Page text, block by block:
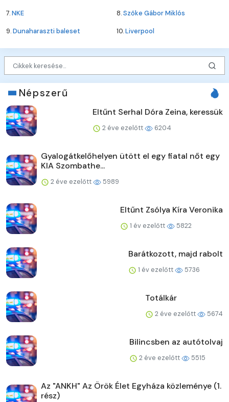
7.NKE 8.Szőke Gábor Miklós
9.Dunaharaszti baleset 10.Liverpool
Népszerű
Eltűnt Serhal Dóra Zeina, keressük
2 éve ezelőtt 6204
Gyalogátkelőhelyen ütött el egy fiatal nőt egy
KIA Szombathe...
2 éve ezelőtt 5989
Eltűnt Zsólya Kíra Veronika
1 év ezelőtt 5822
Barátkozott, majd rabolt
1 év ezelőtt 5736
Totálkár
2 éve ezelőtt 5674
Bilincsben az autótolvaj
2 éve ezelőtt 5515
Az "ANKH" Az Örök Élet Egyháza közleménye (1.
rész)